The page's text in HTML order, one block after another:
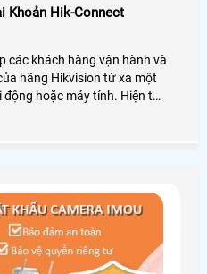
Khoản Hik-Connect
các khách hàng vận hành và
hãng Hikvision từ xa một
hoặc máy tính. Hiện tại